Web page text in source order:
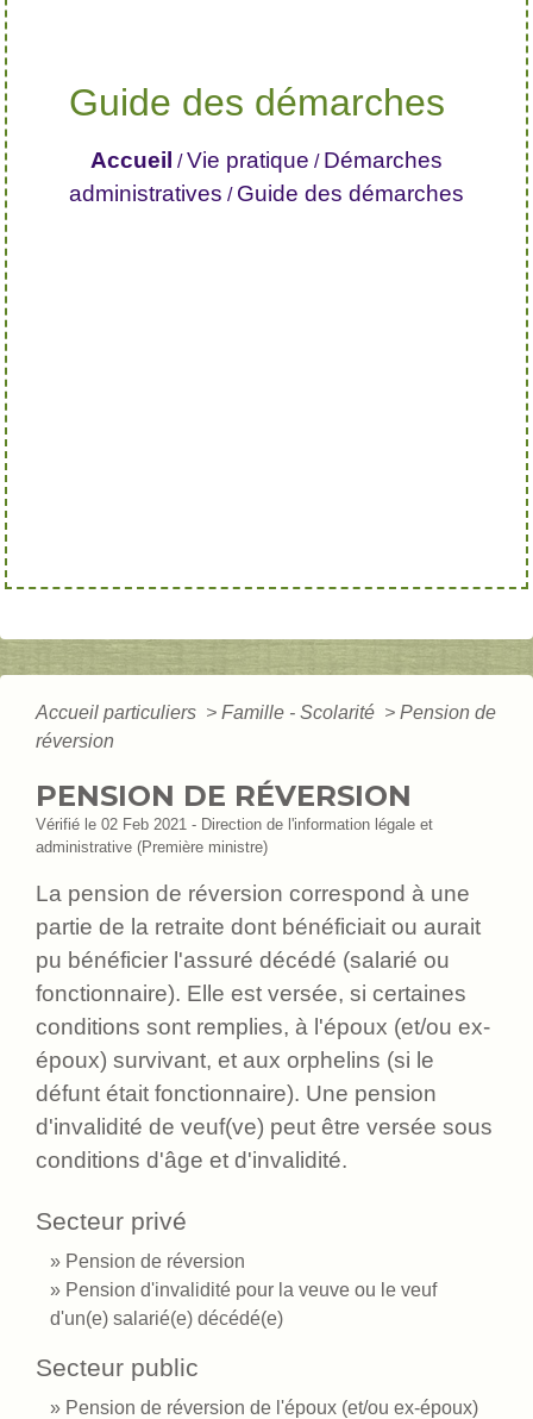
Guide des démarches
Accueil /Vie pratique / Démarches
administratives / Guide des démarches
Accueil particuliers > Famille - Scolarité > Pension de
réversion
PENSION DE RÉVERSION
Vérifié le 02 Feb 2021 - Direction de l'information légale et
administrative (Première ministre)
La pension de réversion correspond à une
partie de la retraite dont bénéficiait ou aurait
pu bénéficier l'assuré décédé (salarié ou
fonctionnaire). Elle est versée, si certaines
conditions sont remplies, à l'époux (et/ou ex-
époux) survivant, et aux orphelins (si le
défunt était fonctionnaire). Une pension
d'invalidité de veuf(ve) peut être versée sous
conditions d'âge et d'invalidité.
Secteur privé
Pension de réversion
Pension d'invalidité pour la veuve ou le veuf
d'un(e) salarié(e) décédé(e)
Secteur public
Pension de réversion de l'époux (et/ou ex-époux)